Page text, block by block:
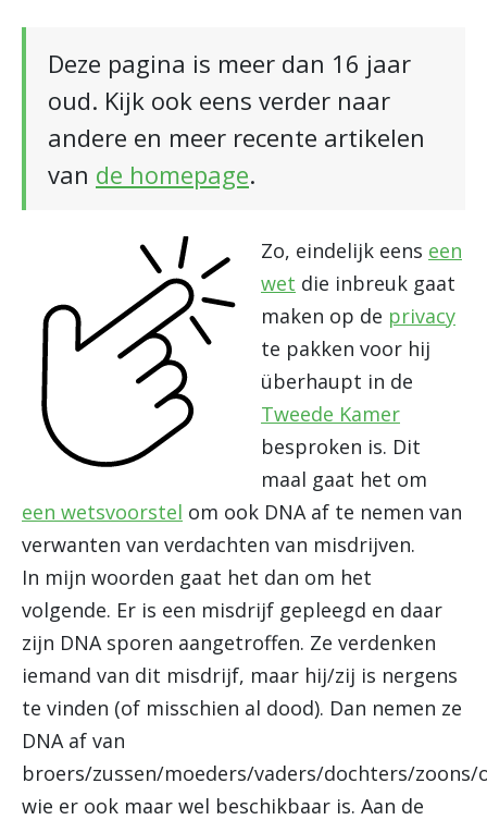
Deze pagina is meer dan 16 jaar
oud. Kijk ook eens verder naar
andere en meer recente artikelen
van de homepage.
Zo, eindelijk eens een
wet die inbreuk gaat
maken op de privacy
te pakken voor hij
überhaupt in de
Tweede Kamer
besproken is. Dit
maal gaat het om
een wetsvoorstel om ook DNA af te nemen van
verwanten van verdachten van misdrijven.
In mijn woorden gaat het dan om het
volgende. Er is een misdrijf gepleegd en daar
zijn DNA sporen aangetroffen. Ze verdenken
iemand van dit misdrijf, maar hij/zij is nergens
te vinden (of misschien al dood). Dan nemen ze
DNA af van
broers/zussen/moeders/vaders/dochters/
wie er ook maar wel beschikbaar is. Aan de